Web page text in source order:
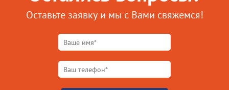
Оставьте заявку и мы с Вами свяжемся!